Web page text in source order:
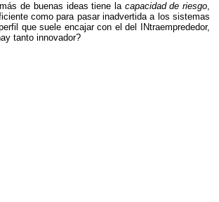
de buenas ideas tiene la capacidad de riesgo,
como para pasar inadvertida a los sistemas
que suele encajar con el del INtraemprededor,
tanto innovador?